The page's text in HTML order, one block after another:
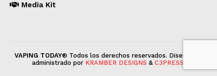
Media Kit
VAPING TODAY® Todos los derechos reservados. Diseñado y
administrado por KRAMBER DESIGNS & C3PRESS